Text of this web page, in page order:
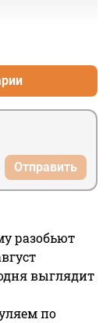
Отправить
разобьют
выглядит
по